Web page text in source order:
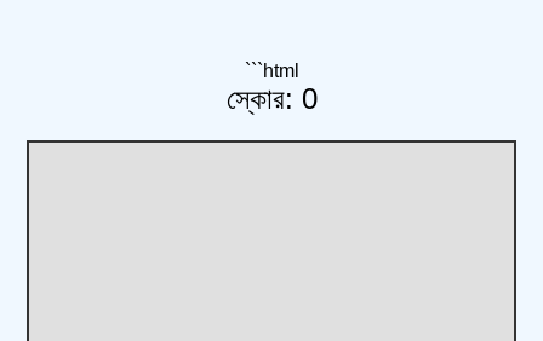
```html
স্কোর: 0